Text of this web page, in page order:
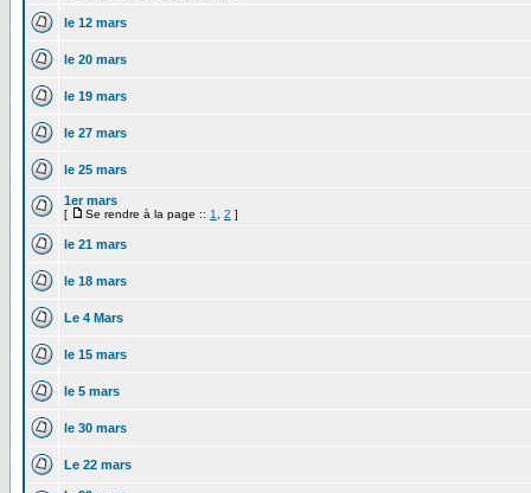
le 12 mars
le 20 mars
le 19 mars
le 27 mars
le 25 mars
1er mars
[ Se rendre à la page :: 1 2 ]
le 21 mars
le 18 mars
Le 4 Mars
le 15 mars
le 5 mars
le 30 mars
Le 22 mars